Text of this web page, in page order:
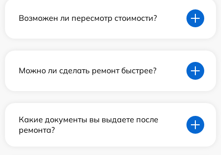
Возможен ли пересмотр стоимости?
Можно ли сделать ремонт быстрее?
Какие документы вы выдаете после
ремонта?